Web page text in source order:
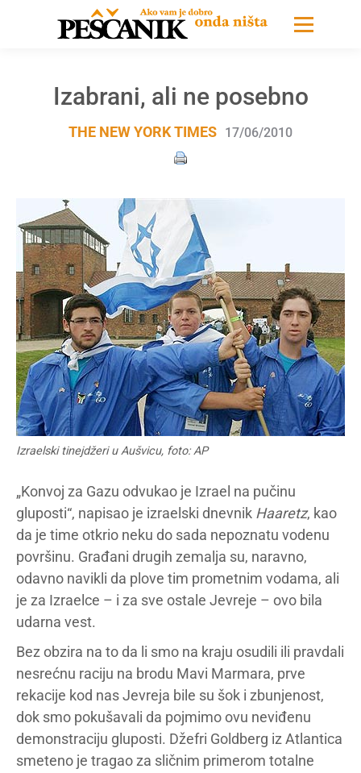
Izabrani, ali ne posebno
THE NEW YORK TIMES 17/06/2010
Izraelski tinejdžeri u Aušvicu, foto: AP
„Konvoj za Gazu odvukao je Izrael na pučinu
gluposti“, napisao je izraelski dnevnik Haaretz, kao
da je time otkrio neku do sada nepoznatu vodenu
površinu. Građani drugih zemalja su, naravno,
odavno navikli da plove tim prometnim vodama, ali
je za Izraelce – i za sve ostale Jevreje – ovo bila
udarna vest.
Bez obzira na to da li smo na kraju osudili ili pravdali
nesrećnu raciju na brodu Mavi Marmara, prve
rekacije kod nas Jevreja bile su šok i zbunjenost,
dok smo pokušavali da pojmimo ovu neviđenu
demonstraciju gluposti. Džefri Goldberg iz Atlantica
smeteno je tragao za sličnim primerom totalne